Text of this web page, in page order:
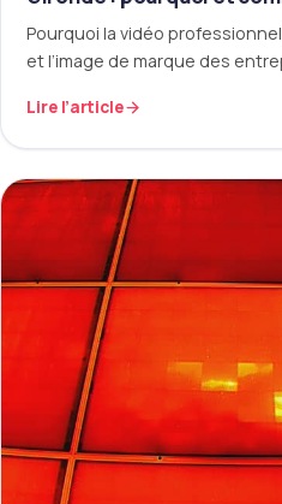
Pourquoi la vidéo
et l’image de marque des
Lire l’article